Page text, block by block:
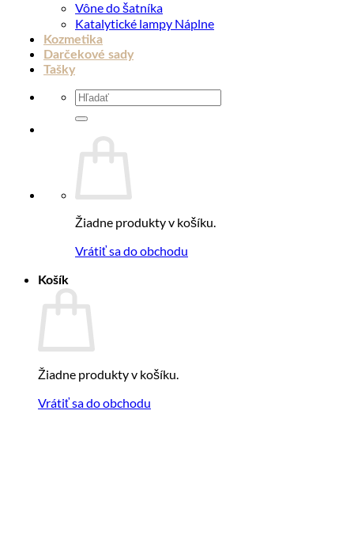
Vône do šatníka
Katalytické lampy Náplne
Kozmetika
Darčekové sady
Tašky
Hľadať:
Žiadne produkty v košíku.
Vrátiť sa do obchodu
Košík
Žiadne produkty v košíku.
Vrátiť sa do obchodu